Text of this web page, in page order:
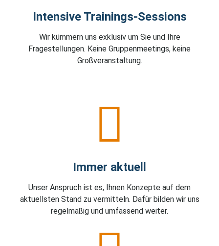
Intensive Trainings-Sessions
Wir kümmern uns exklusiv um Sie und Ihre
Fragestellungen. Keine Gruppenmeetings, keine
Großveranstaltung.
Immer aktuell
Unser Anspruch ist es, Ihnen Konzepte auf dem
aktuellsten Stand zu vermitteln. Dafür bilden wir uns
regelmäßig und umfassend weiter.